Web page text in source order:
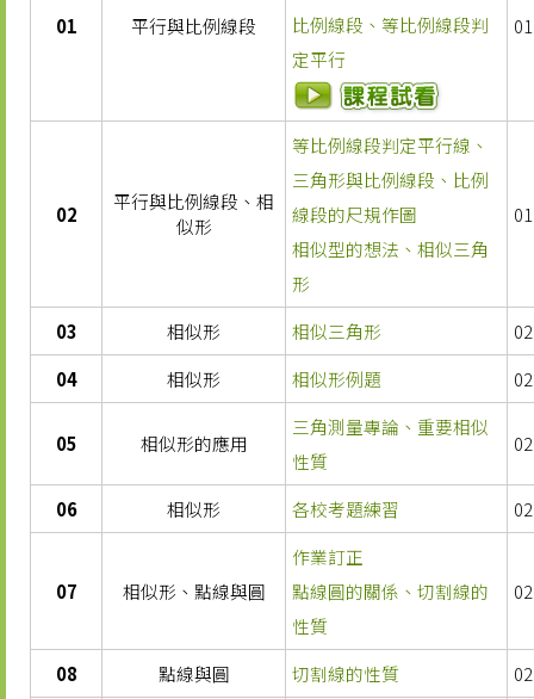
01 平行與比例線段
比例線段、等比例線段判
定平行
02
平行與比例線段、相
似形
等比例線段判定平行線、
三角形與比例線段、比例
線段的尺規作圖
相似型的想法、相似三角
形
03 相似形 相似三角形
04
相似形 相似形例題
05 相似形的應用
三角測量專論、重要相似
性質
06 相似形 各校考題練習
07 相似形、點線與圓
作業訂正
點線圓的關係、切割線的
性質
08 點線與圓 切割線的性質